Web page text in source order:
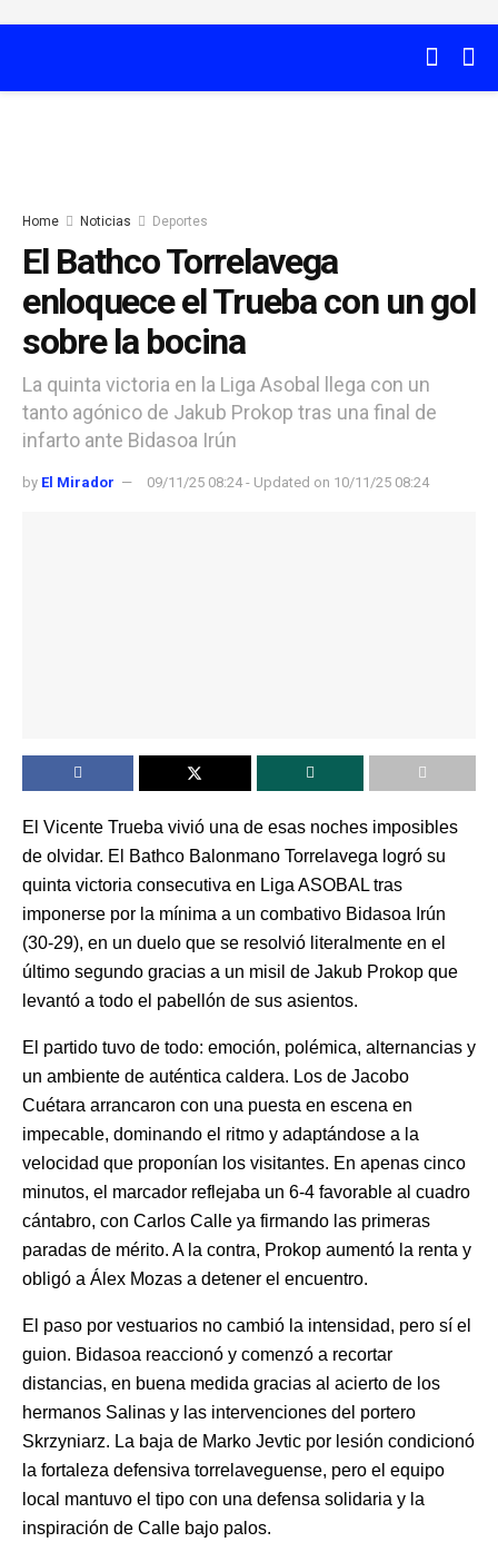
Home Noticias Deportes
El Bathco Torrelavega
enloquece el Trueba con un gol
sobre la bocina
La quinta victoria en la Liga Asobal llega con un
tanto agónico de Jakub Prokop tras una final de
infarto ante Bidasoa Irún
by El Mirador 09/11/25 08:24 - Updated on 10/11/25 08:24
El Vicente Trueba vivió una de esas noches imposibles
de olvidar. El Bathco Balonmano Torrelavega logró su
quinta victoria consecutiva en Liga ASOBAL tras
imponerse por la mínima a un combativo Bidasoa Irún
(30-29), en un duelo que se resolvió literalmente en el
último segundo gracias a un misil de Jakub Prokop que
levantó a todo el pabellón de sus asientos.
El partido tuvo de todo: emoción, polémica, alternancias y
un ambiente de auténtica caldera. Los de Jacobo
Cuétara arrancaron con una puesta en escena en
impecable, dominando el ritmo y adaptándose a la
velocidad que proponían los visitantes. En apenas cinco
minutos, el marcador reflejaba un 6-4 favorable al cuadro
cántabro, con Carlos Calle ya firmando las primeras
paradas de mérito. A la contra, Prokop aumentó la renta y
obligó a Álex Mozas a detener el encuentro.
El paso por vestuarios no cambió la intensidad, pero sí el
guion. Bidasoa reaccionó y comenzó a recortar
distancias, en buena medida gracias al acierto de los
hermanos Salinas y las intervenciones del portero
Skrzyniarz. La baja de Marko Jevtic por lesión condicionó
la fortaleza defensiva torrelaveguense, pero el equipo
local mantuvo el tipo con una defensa solidaria y la
inspiración de Calle bajo palos.